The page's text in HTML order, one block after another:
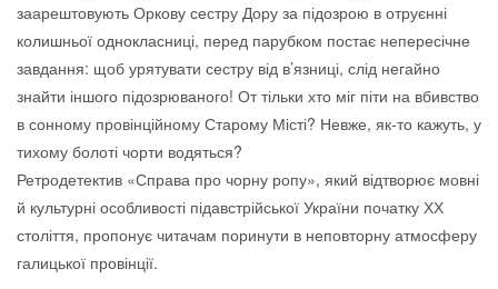
заарештовують Оркову сестру Дору за підозрою в отруєнні
колишньої однокласниці, перед парубком постає непересічне
завдання: щоб урятувати сестру від в’язниці, слід негайно
знайти іншого підозрюваного! От тільки хто міг піти на вбивство
в сонному провінційному Старому Місті? Невже, як-то кажуть, у
тихому болоті чорти водяться?
Ретродетектив «Справа про чорну ропу», який відтворює мовні
й культурні особливості підавстрійської України початку ХХ
століття, пропонує читачам поринути в неповторну атмосферу
галицької провінції.